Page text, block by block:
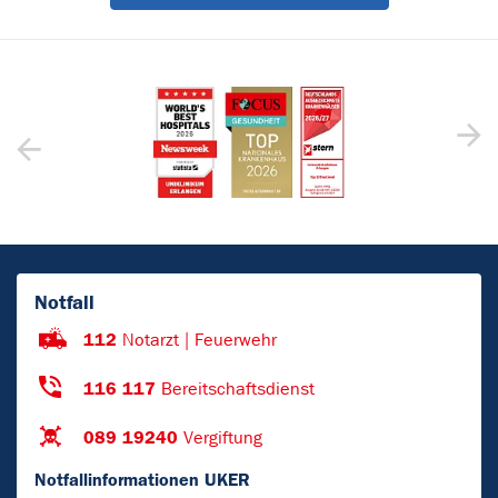
Notfall
112 Notarzt | Feuerwehr
116 117 Bereitschaftsdienst
089 19240 Vergiftung
Notfallinformationen UKER